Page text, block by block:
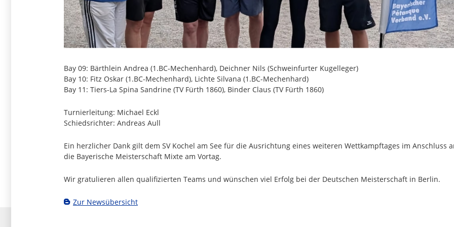
Bay 09: Bärthlein Andrea (1.BC-Mechenhard), Deichner Nils (Schweinfurter Kugelleger)
Bay 10: Fitz Oskar (1.BC-Mechenhard), Lichte Silvana (1.BC-Mechenhard)
Bay 11: Tiers-La Spina Sandrine (TV Fürth 1860), Binder Claus (TV Fürth 1860)
Turnierleitung: Michael Eckl
Schiedsrichter: Andreas Aull
Ein herzlicher Dank gilt dem SV Kochel am See für die Ausrichtung eines weiteren Wettkampftages im Anschluss
die Bayerische Meisterschaft Mixte am Vortag.
Wir gratulieren allen qualifizierten Teams und wünschen viel Erfolg bei der Deutschen Meisterschaft in Berlin.
Zur Newsübersicht